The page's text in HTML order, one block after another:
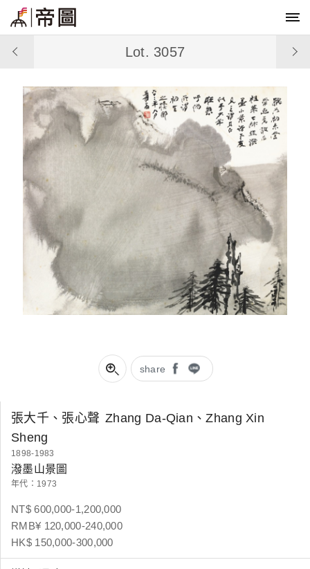
share
Lot. 3057
張大千、張心聲 Zhang Da-Qian、Zhang Xin
Sheng
1898-1983
潑墨山景圖
年代：1973
NT$ 600,000-1,200,000
RMB¥ 120,000-240,000
HK$ 150,000-300,000